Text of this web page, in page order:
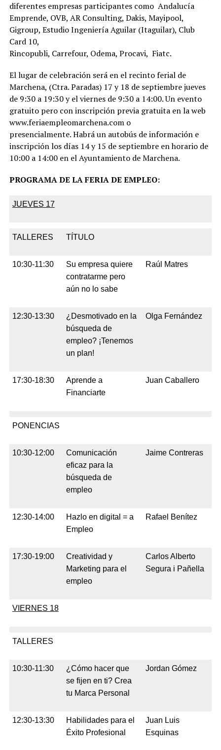
diferentes empresas participantes como Andalucía
Emprende, OVB, AR Consulting, Dakis, Mayipool,
Gigroup, Estudio Ingeniería Aguilar (Itaguilar), Club
Card 10,
Rincopubli, Carrefour, Odema, Procavi, Fiatc.
El lugar de celebración será en el recinto ferial de
Marchena, (Ctra. Paradas) 17 y 18 de septiembre jueves
de 9:30 a 19:30 y el viernes de 9:30 a 14:00. Un evento
gratuito pero con inscripción previa gratuita en la web
www.feriaempleomarchena.com o
presencialmente. Habrá un autobús de información e
inscripción los días 14 y 15 de septiembre en horario de
10:00 a 14:00 en el Ayuntamiento de Marchena.
PROGRAMA DE LA FERIA DE EMPLEO:
JUEVES 17
TALLERES TÍTULO
10:30-11:30
Su empresa quiere
contratarme pero
aún no lo sabe
Raúl Matres
12:30-13:30
¿Desmotivado en la
búsqueda de
empleo? ¡Tenemos
un plan!
Olga Fernández
17:30-18:30
Aprende a
Financiarte
Juan Caballero
PONENCIAS
10:30-12:00
Comunicación
eficaz para la
búsqueda de
empleo
Jaime Contreras
12:30-14:00
Hazlo en digital = a
Empleo
Rafael Benítez
17:30-19:00
Creatividad y
Marketing para el
empleo
Carlos Alberto
Segura i Pañella
VIERNES 18
TALLERES
10:30-11:30
¿Cómo hacer que
se fijen en ti? Crea
tu Marca Personal
Jordan Gómez
12:30-13:30
Habilidades para el
Éxito Profesional
Juan Luis
Esquinas